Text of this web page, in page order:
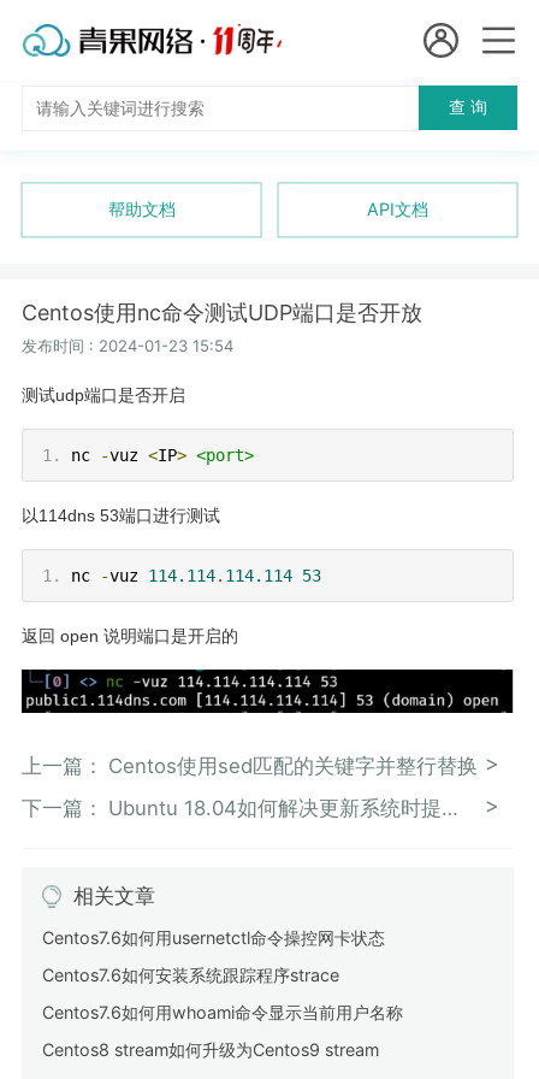
国
短效代理
隧道代理
独享代理
长效代理
进入控制台
查 询
帮助文档 API文档
Centos使用nc命令测试UDP端口是否开放
发布时间 : 2024-01-23 15:54
测试udp端口是否开启
nc -vuz <IP> <port>
以114dns 53端口进行测试
nc -vuz 114.114. 114.114 53
返回 open 说明端口是开启的
上一篇： Centos使用sed匹配的关键字并整行替换
下一篇： Ubuntu 18.04如何解决更新系统时提示not enough free disk space
相关文章
Centos7.6如何用usernetctl命令操控网卡状态
Centos7.6如何安装系统跟踪程序strace
Centos7.6如何用whoami命令显示当前用户名称
Centos8 stream如何升级为Centos9 stream